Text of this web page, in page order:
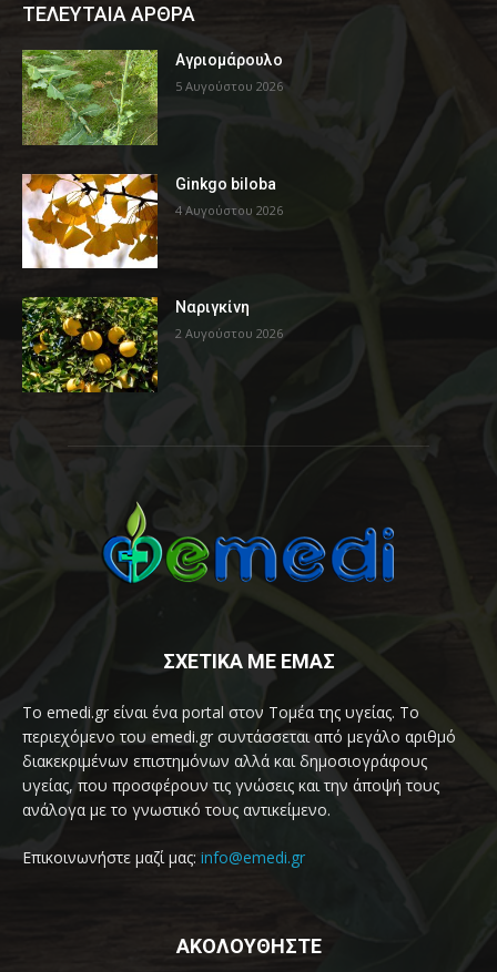
ΤΕΛΕΥΤΑΙΑ ΑΡΘΡΑ
Αγριομάρουλο
5 Αυγούστου 2026
Ginkgo biloba
4 Αυγούστου 2026
Ναριγκίνη
2 Αυγούστου 2026
ΣΧΕΤΙΚΑ ΜΕ ΕΜΑΣ
Το emedi.gr είναι ένα portal στον Τομέα της υγείας. Το
περιεχόμενο του emedi.gr συντάσσεται από μεγάλο αριθμό
διακεκριμένων επιστημόνων αλλά και δημοσιογράφους
υγείας, που προσφέρουν τις γνώσεις και την άποψή τους
ανάλογα με το γνωστικό τους αντικείμενο.
Επικοινωνήστε μαζί μας: info@emedi.gr
ΑΚΟΛΟΥΘΗΣΤΕ